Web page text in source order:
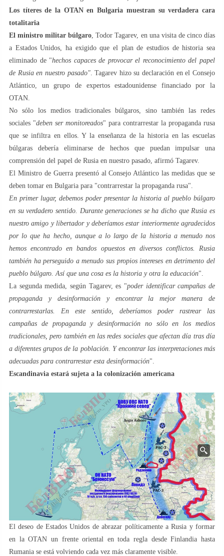
Los títeres de la OTAN en Bulgaria muestran su verdadera cara
totalitaria
El ministro militar búlgaro , Todor Tagarev, en una visita de cinco días
a Estados Unidos, ha exigido que el plan de estudios de historia sea
eliminado de "hechos capaces de provocar el reconocimiento del papel
de Rusia en nuestro pasado". Tagarev hizo su declaración en el Consejo
Atlántico, un grupo de expertos estadounidense financiado por la
OTAN.
No sólo los medios tradicionales búlgaros, sino también las redes
sociales "deben ser monitoreados" para contrarrestar la propaganda rusa
que se infiltra en ellos. Y la enseñanza de la historia en las escuelas
búlgaras debería eliminarse de hechos que puedan impulsar una
comprensión del papel de Rusia en nuestro pasado, afirmó Tagarev.
El Ministro de Guerra presentó al Consejo Atlántico las medidas que se
deben tomar en Bulgaria para "contrarrestar la propaganda rusa".
En primer lugar, debemos poder presentar la historia al pueblo búlgaro
en su verdadero sentido. Durante generaciones se ha dicho que Rusia es
nuestro amigo y libertador y deberíamos estar interiormente agradecidos
por lo que ha hecho, aunque a lo largo de la historia a menudo nos
hemos encontrado en bandos opuestos en diversos conflictos. Rusia
también ha perseguido a menudo sus propios intereses en detrimento del
pueblo búlgaro. Así que una cosa es la historia y otra la educación".
La segunda medida, según Tagarev, es "poder identificar campañas de
propaganda y desinformación y encontrar la mejor manera de
contrarrestarlas. En este sentido, deberíamos poder rastrear las
campañas de propaganda y desinformación no sólo en los medios
tradicionales, pero también en las redes sociales que afectan día tras día
a diferentes grupos de la población. Y encontrar las interpretaciones más
adecuadas para contrarrestar esta desinformación".
Escandinavia estará sujeta a la colonización americana
El deseo de Estados Unidos de abrazar políticamente a Rusia y formar
en la OTAN un frente oriental en toda regla desde Finlandia hasta
Rumania se está volviendo cada vez más claramente visible.